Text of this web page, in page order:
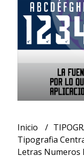
Inicio
Tipografia
Letras Numeros